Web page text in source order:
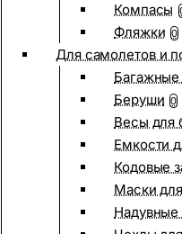
Компасы
Фляжки 0
Для самолетов и
Багажные
Беруши 0
Весы для
Емкости
Кодовые
Маски